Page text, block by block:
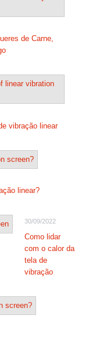
de Carne,
vibração linear
linear?
30/09/2022
Como lidar
com o calor da
tela de
vibração